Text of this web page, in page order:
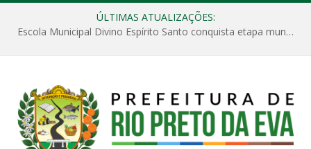
ÚLTIMAS ATUALIZAÇÕES:
Escola Municipal Divino Espírito Santo conquista etapa municipal da V Feira Amazonense de Matemática